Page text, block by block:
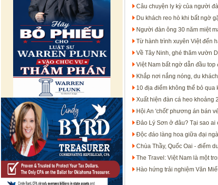
Câu chuyện ly kỳ của người
Du khách reo hò khi bất ngờ
Người đàn ông 30 năm miệt
Từ hành trình xuyên Việt đến
Về Tây Ninh, ghé thăm vườn
Việt Nam bất ngờ dẫn đầu
Khắp nơi nắng nóng, du
10 địa điểm không thể bỏ qua
Xuất hiện đàn cá heo khoảng
Hội An 'chốt' phương án bán
Đảo Lý Sơn ở đâu? Tại sao ai
Độc đáo làng hoa giữa đại
Chùa Thầy, Quốc Oai - điểm
The Travel: Việt Nam là một
Hào hứng trải nghiệm Văn